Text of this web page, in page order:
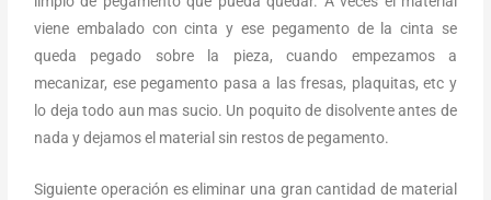
viene embalado con cinta y ese pegamento de la cinta se
queda pegado sobre la pieza, cuando empezamos a
mecanizar, ese pegamento pasa a las fresas, plaquitas, etc y
lo deja todo aun mas sucio. Un poquito de disolvente antes de
nada y dejamos el material sin restos de pegamento.
Siguiente operación es eliminar una gran cantidad de material